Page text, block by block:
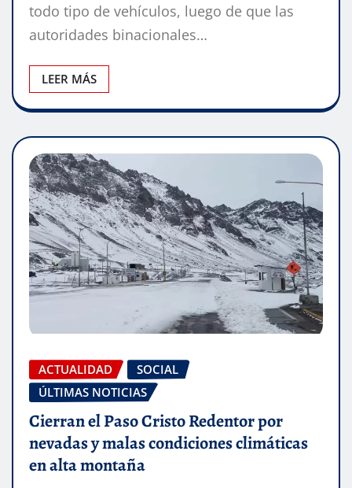
todo tipo de vehículos, luego de que las
autoridades binacionales…
LEER MÁS
ACTUALIDAD
SOCIAL
ÚLTIMAS NOTICIAS
Cierran el Paso Cristo Redentor por
nevadas y malas condiciones climáticas
en alta montaña